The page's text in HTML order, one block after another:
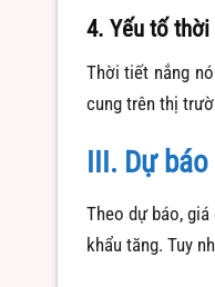
4. Yếu tố
Thời tiết nắng
cung trên thị
III. Dự
Theo dự báo,
khẩu tăng. Tuy